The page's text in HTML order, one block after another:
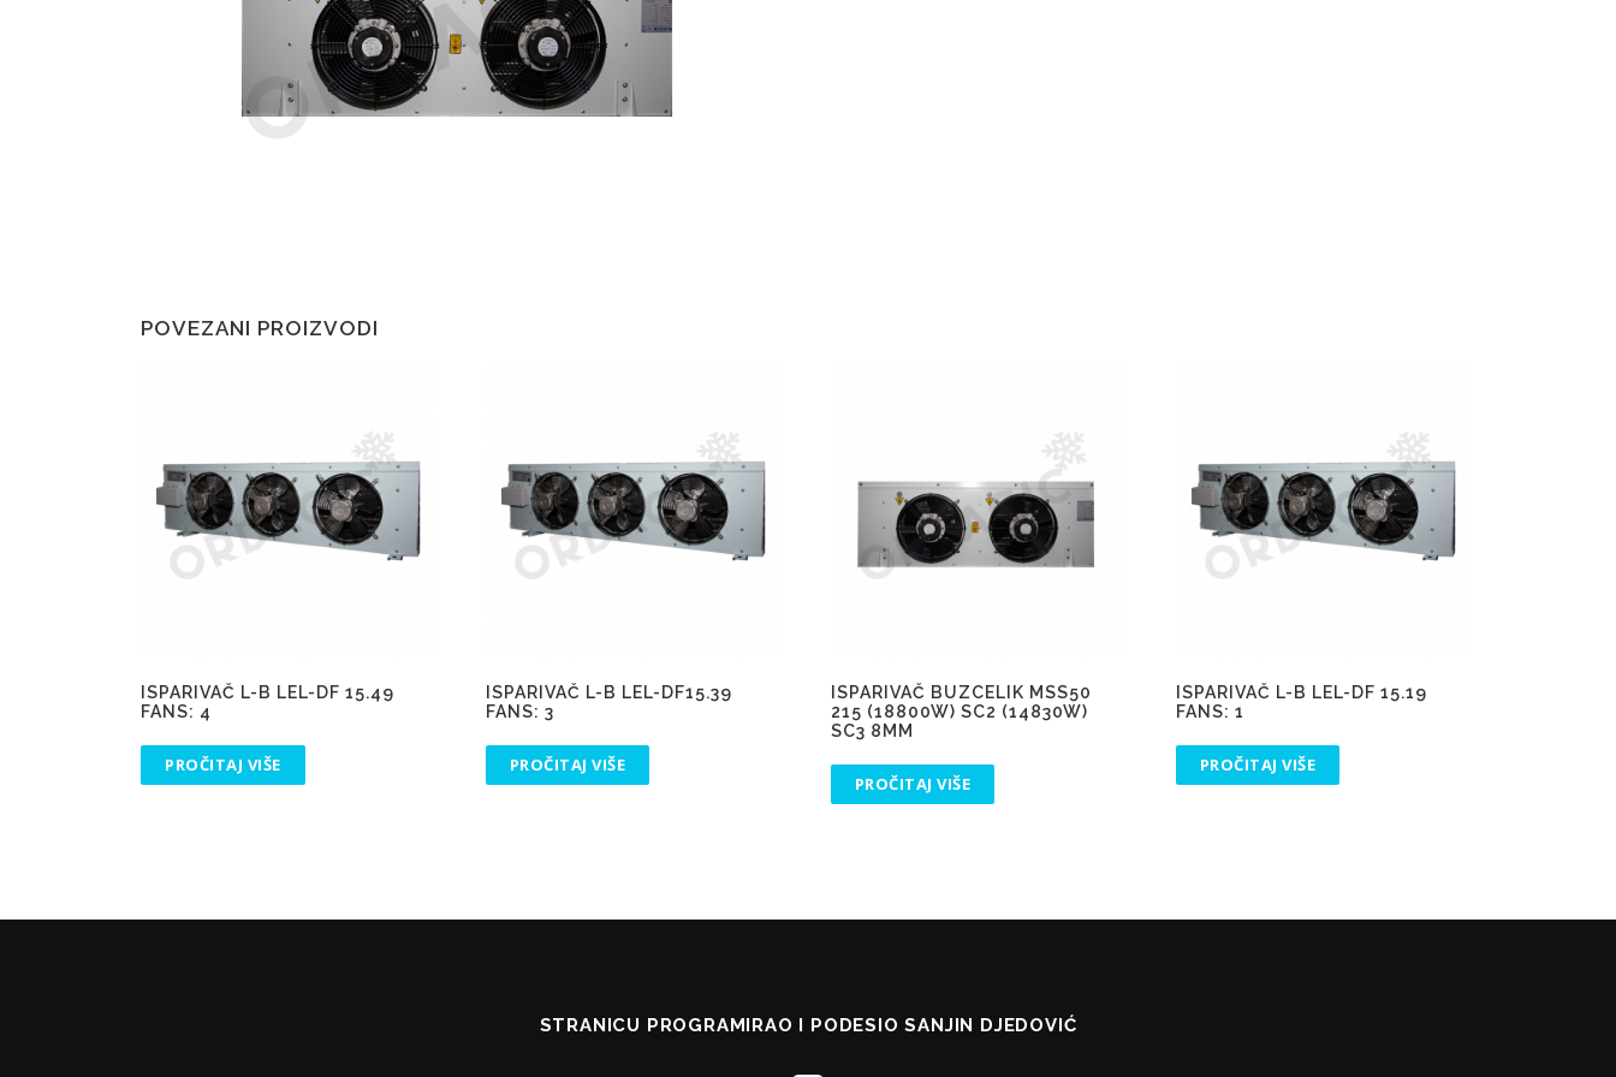
POVEZANI PROIZVODI
ISPARIVAČ L-B LEL-DF 15.49
FANS: 4
PROČITAJ VIŠE
ISPARIVAČ L-B LEL-DF15.39
FANS: 3
PROČITAJ VIŠE
ISPARIVAČ BUZCELIK MSS50
215 (18800W) SC2 (14830W)
SC3 8MM
PROČITAJ VIŠE
ISPARIVAČ L-B LEL-DF 15.19
FANS: 1
PROČITAJ VIŠE
STRANICU PROGRAMIRAO I PODESIO SANJIN DJEDOVIĆ